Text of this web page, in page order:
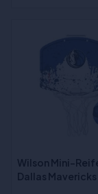
Wilson Mini-
Dallas Mavericks